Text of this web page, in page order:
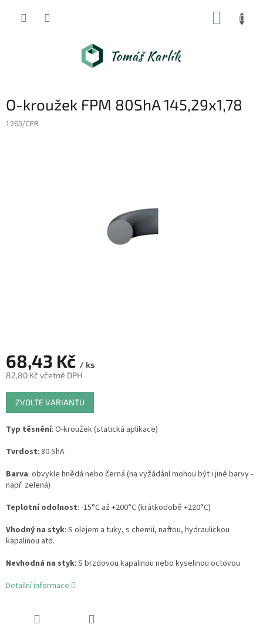
O-kroužek FPM 80ShA 145,29x1,78
1265/CER
68,43 Kč / ks
82,80 Kč včetně DPH
Měrná
cena:
ZVOLTE VARIANTU
Typ těsnění: O-kroužek (statická aplikace)
Tvrdost: 80 ShA
Barva: obvykle hnědá nebo černá (na vyžádání mohou být i jiné barvy -
např. zelená)
Teplotní odolnost: -15°C až +200°C (krátkodobě +220°C)
Vhodný na styk: S olejem a tuky, s chemií, naftou, hydraulickou
kapalinou atd.
Nevhodná na styk: S brzdovou kapalinou nebo kyselinou octovou
Detailní informace